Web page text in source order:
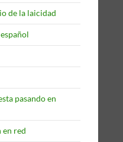
de la laicidad
pasando en
red